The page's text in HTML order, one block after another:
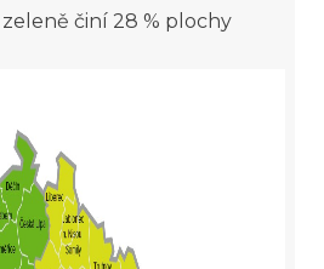
činí 28 % plochy